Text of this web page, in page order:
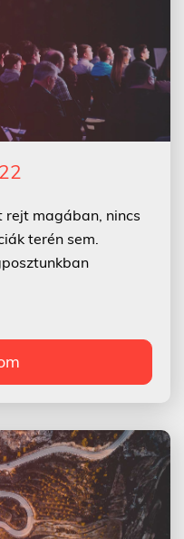
rejt magában, nincs
terén sem.